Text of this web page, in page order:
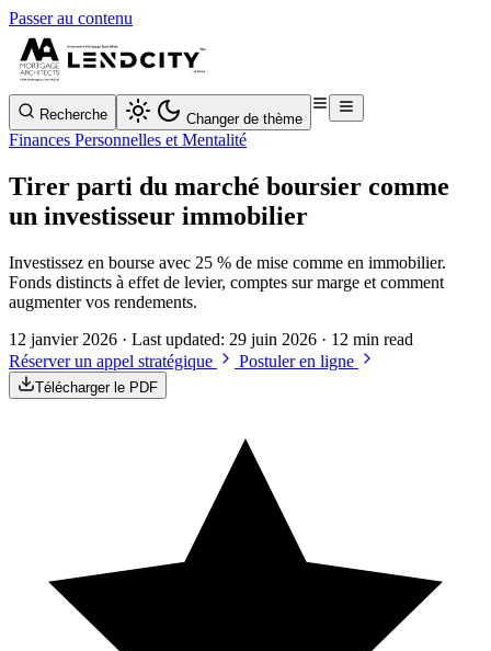
Passer au contenu
Recherche Changer de thème
Finances Personnelles et Mentalité
Tirer parti du marché boursier comme
un investisseur immobilier
Investissez en bourse avec 25 % de mise comme en immobilier.
Fonds distincts à effet de levier, comptes sur marge et comment
augmenter vos rendements.
12 janvier 2026 · Last updated: 29 juin 2026 · 12 min read
Réserver un appel stratégique
Postuler en ligne
Télécharger le PDF